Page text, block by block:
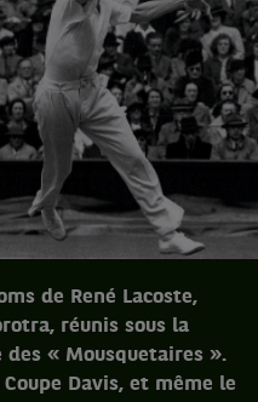
de René Lacoste,
réunis sous la
des « Mousquetaires ».
Davis, et même le